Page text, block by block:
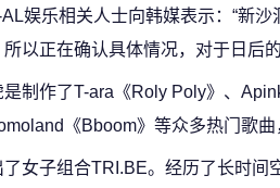
娱乐相关人士向韩媒表示：“新
以正在确认具体情况，对于日后
制作了T-ara《Roly Poly》、
《Bboom》等众多热门歌曲
女子组合TRI.BE。经历了长时间